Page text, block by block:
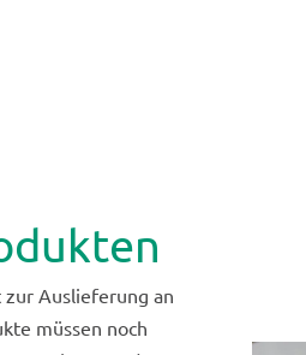
Auslieferung an
müssen noch